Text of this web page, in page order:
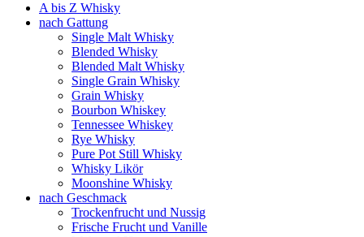
A bis Z Whisky
nach Gattung
Single Malt Whisky
Blended Whisky
Blended Malt Whisky
Single Grain Whisky
Grain Whisky
Bourbon Whiskey
Tennessee Whiskey
Rye Whisky
Pure Pot Still Whisky
Whisky Likör
Moonshine Whisky
nach Geschmack
Trockenfrucht und Nussig
Frische Frucht und Vanille